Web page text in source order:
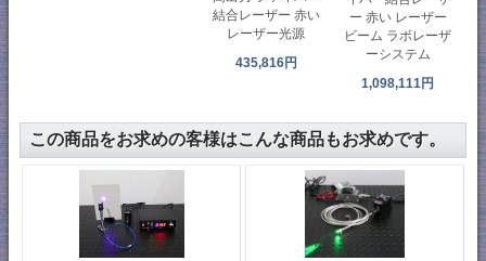
結合レーザー 赤い
レーザー光源
435,816円
ー 赤い レーザー
ビーム ラボレーザ
ーシステム
1,098,111円
この商品をお求めの客様はこんな商品もお求めです。